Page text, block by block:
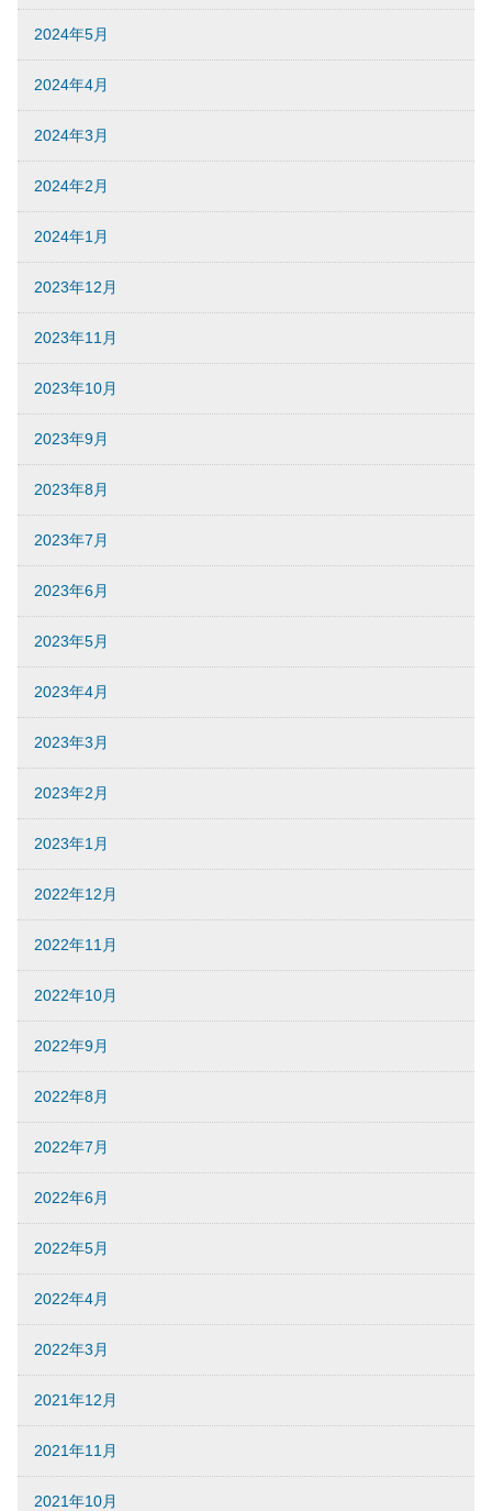
2024年5月
2024年4月
2024年3月
2024年2月
2024年1月
2023年12月
2023年11月
2023年10月
2023年9月
2023年8月
2023年7月
2023年6月
2023年5月
2023年4月
2023年3月
2023年2月
2023年1月
2022年12月
2022年11月
2022年10月
2022年9月
2022年8月
2022年7月
2022年6月
2022年5月
2022年4月
2022年3月
2021年12月
2021年11月
2021年10月